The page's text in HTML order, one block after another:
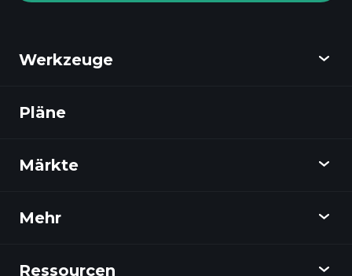
Werkzeuge
Entdecken
Nachrichten
Lernzentrum
Pläne
Märkte
Übersicht
Mehr
Affiliate werden
Ressourcen